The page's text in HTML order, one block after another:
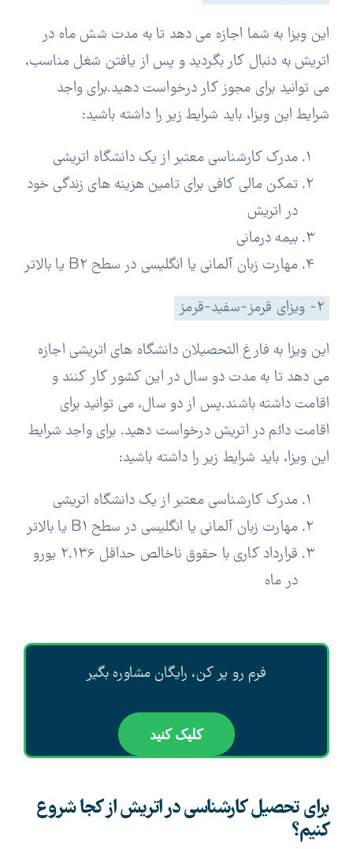
این ویزا به شما اجازه می دهد تا به مدت شش ماه در
اتریش به دنبال کار بگردید و پس از یافتن شغل مناسب،
می توانید برای مجوز کار درخواست دهید.برای واجد
شرایط این ویزا، باید شرایط زیر را داشته باشید:
مدرک کارشناسی معتبر از یک دانشگاه اتریشی
تمکن مالی کافی برای تامین هزینه های زندگی خود
در اتریش
بیمه درمانی
مهارت زبان آلمانی یا انگلیسی در سطح B2 یا بالاتر
۲- ویزای قرمز-سفید-قرمز
این ویزا به فارغ التحصیلان دانشگاه های اتریشی اجازه
می دهد تا به مدت دو سال در این کشور کار کنند و
اقامت داشته باشند.پس از دو سال، می توانید برای
اقامت دائم در اتریش درخواست دهید. برای واجد شرایط
این ویزا، باید شرایط زیر را داشته باشید:
مدرک کارشناسی معتبر از یک دانشگاه اتریشی
مهارت زبان آلمانی یا انگلیسی در سطح B1 یا بالاتر
قرارداد کاری با حقوق ناخالص حداقل 2.136 یورو
در ماه
فرم رو پر کن، رایگان مشاوره بگیر
کلیک کنید
برای تحصیل کارشناسی در اتریش از کجا شروع
کنیم؟